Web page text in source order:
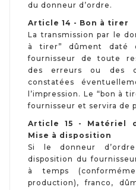
du donneur d’ordre.
Article 14 - Bon à tirer
La transmission par le
à tirer” dûment daté
fournisseur de toute
des erreurs ou des
constatées
l’impression. Le “bon à
fournisseur et servira de
Article 15 - Matériel
Mise à disposition
Si le donneur
disposition du
à temps
production), franco,